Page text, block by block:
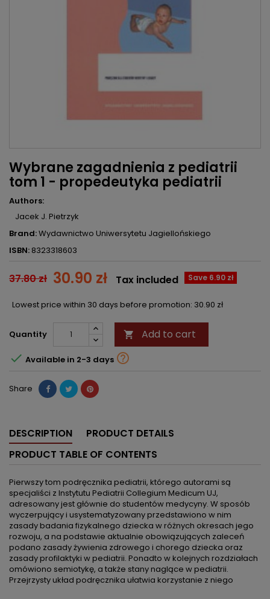
Wybrane zagadnienia z pediatrii
tom 1 - propedeutyka pediatrii
Authors:
Jacek J. Pietrzyk
Brand:Wydawnictwo Uniwersytetu Jagiellońskiego
ISBN: 8323318603
37.80 zł 30.90 zł Save 6.90 zł
Tax included
Lowest price within 30 days before promotion: 30.90 zł
Quantity  Add to cart
 Available in 2-3 days 
Share
DESCRIPTION
PRODUCT DETAILS
PRODUCT TABLE OF CONTENTS
Pierwszy tom podręcznika pediatrii, którego autorami są
specjaliści z Instytutu Pediatrii Collegium Medicum UJ,
adresowany jest głównie do studentów medycyny. W sposób
wyczerpujący i usystematyzowany przedstawiono w nim
zasady badania fizykalnego dziecka w różnych okresach jego
rozwoju, a na podstawie aktualnie obowiązujących zaleceń
podano zasady żywienia zdrowego i chorego dziecka oraz
zasady profilaktyki w pediatrii. Ponadto w kolejnych rozdziałach
omówiono semiotykę, a także stany naglące w pediatrii.
Przejrzysty układ podręcznika ułatwia korzystanie z niego